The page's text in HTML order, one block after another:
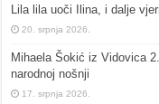
Lila lila uoči Ilina, i dalje
20. srpnja 2026.
Mihaela Šokić iz Vidovica
narodnoj nošnji
17. srpnja 2026.